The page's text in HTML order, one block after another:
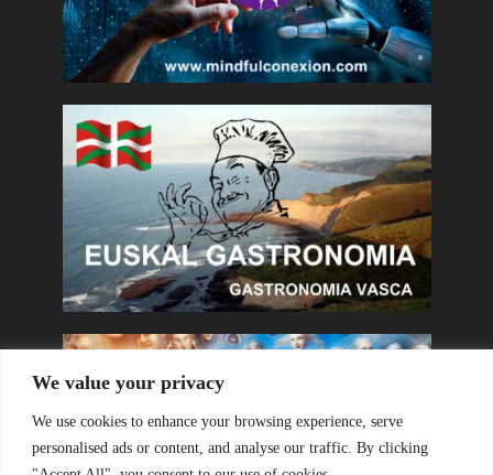
We value your privacy
We use cookies to enhance your browsing experience, serve
personalised ads or content, and analyse our traffic. By clicking